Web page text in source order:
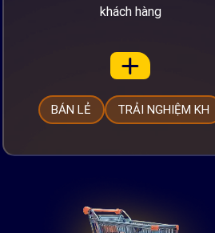
khách hàng
BÁN LẺ TRẢI NGHIỆM KH